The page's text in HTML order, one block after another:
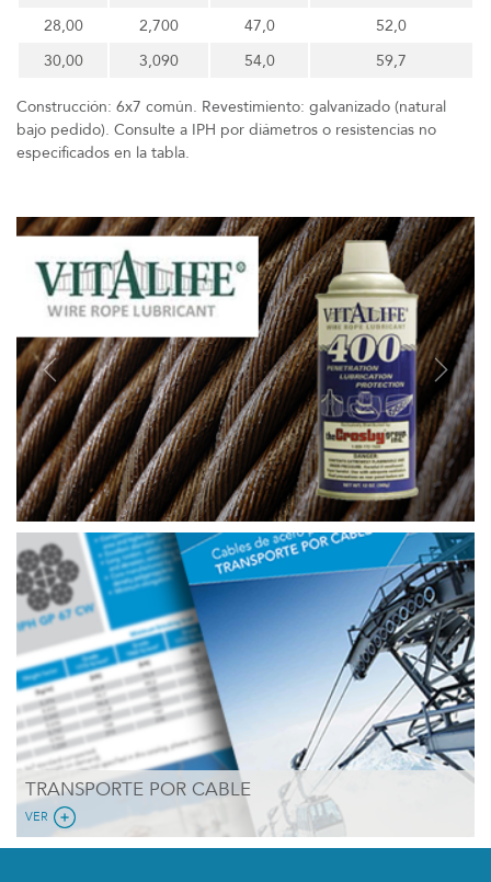
28,00
2,700 47,0
52,0
30,00
3,090 54,0 59,7
Construcción: 6x7 común. Revestimiento: galvanizado (natural
bajo pedido). Consulte a IPH por diámetros o resistencias no
especificados en la tabla.
Previous Next
TRANSPORTE POR CABLE
VER